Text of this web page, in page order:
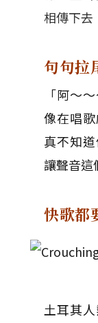
相傳下去
句句拉
「阿～
像在唱
真不知
讓聲音這
快歌都
土耳其人